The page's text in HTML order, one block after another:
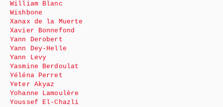
William Blanc
Wishbone
Xanax de la Muerte
Xavier Bonnefond
Yann Derobert
Yann Dey-Helle
Yann Levy
Yasmine Berdoulat
Yéléna Perret
Yeter Akyaz
Yohanne Lamoulère
Youssef El-Chazli